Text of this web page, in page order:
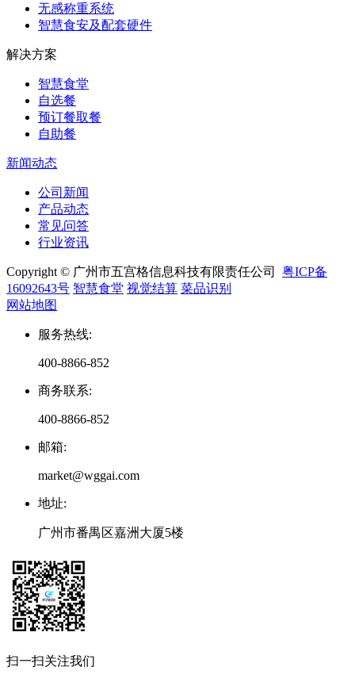
无感称重系统
智慧食安及配套硬件
解决方案
智慧食堂
自选餐
预订餐取餐
自助餐
新闻动态
公司新闻
产品动态
常见问答
行业资讯
Copyright © 广州市五宫格信息科技有限责任公司 粤ICP备
16092643号 智慧食堂 视觉结算 菜品识别
网站地图
服务热线:
400-8866-852
商务联系:
400-8866-852
邮箱:
market@wggai.com
地址:
广州市番禺区嘉洲大厦5楼
扫一扫关注我们